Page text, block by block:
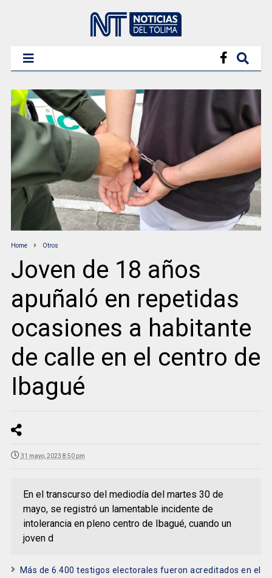
Home Otros
Joven de 18 años
apuñaló en repetidas
ocasiones a habitante
de calle en el centro de
Ibagué
31 mayo, 2023 8:50 pm
En el transcurso del mediodía del martes 30 de
mayo, se registró un lamentable incidente de
intolerancia en pleno centro de Ibagué, cuando un
joven d
Más de 6.400 testigos electorales fueron acreditados en el